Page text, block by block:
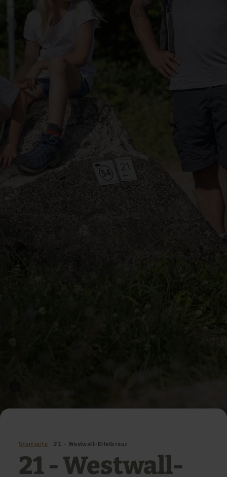
Startseite 21 - Westwall-Eifelkreuz
21 - Westwall-